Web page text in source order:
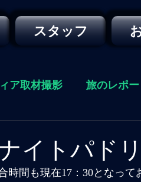
スタッフ
ア取材撮影 旅のレポー
イトパド
間も現在17：30となって